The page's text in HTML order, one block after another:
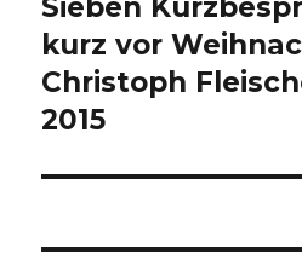
Sieben
kurz vor
Christoph
2015